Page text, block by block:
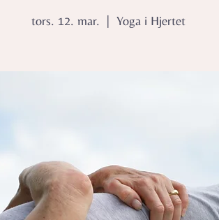
tors. 12. mar. Yoga i Hjertet